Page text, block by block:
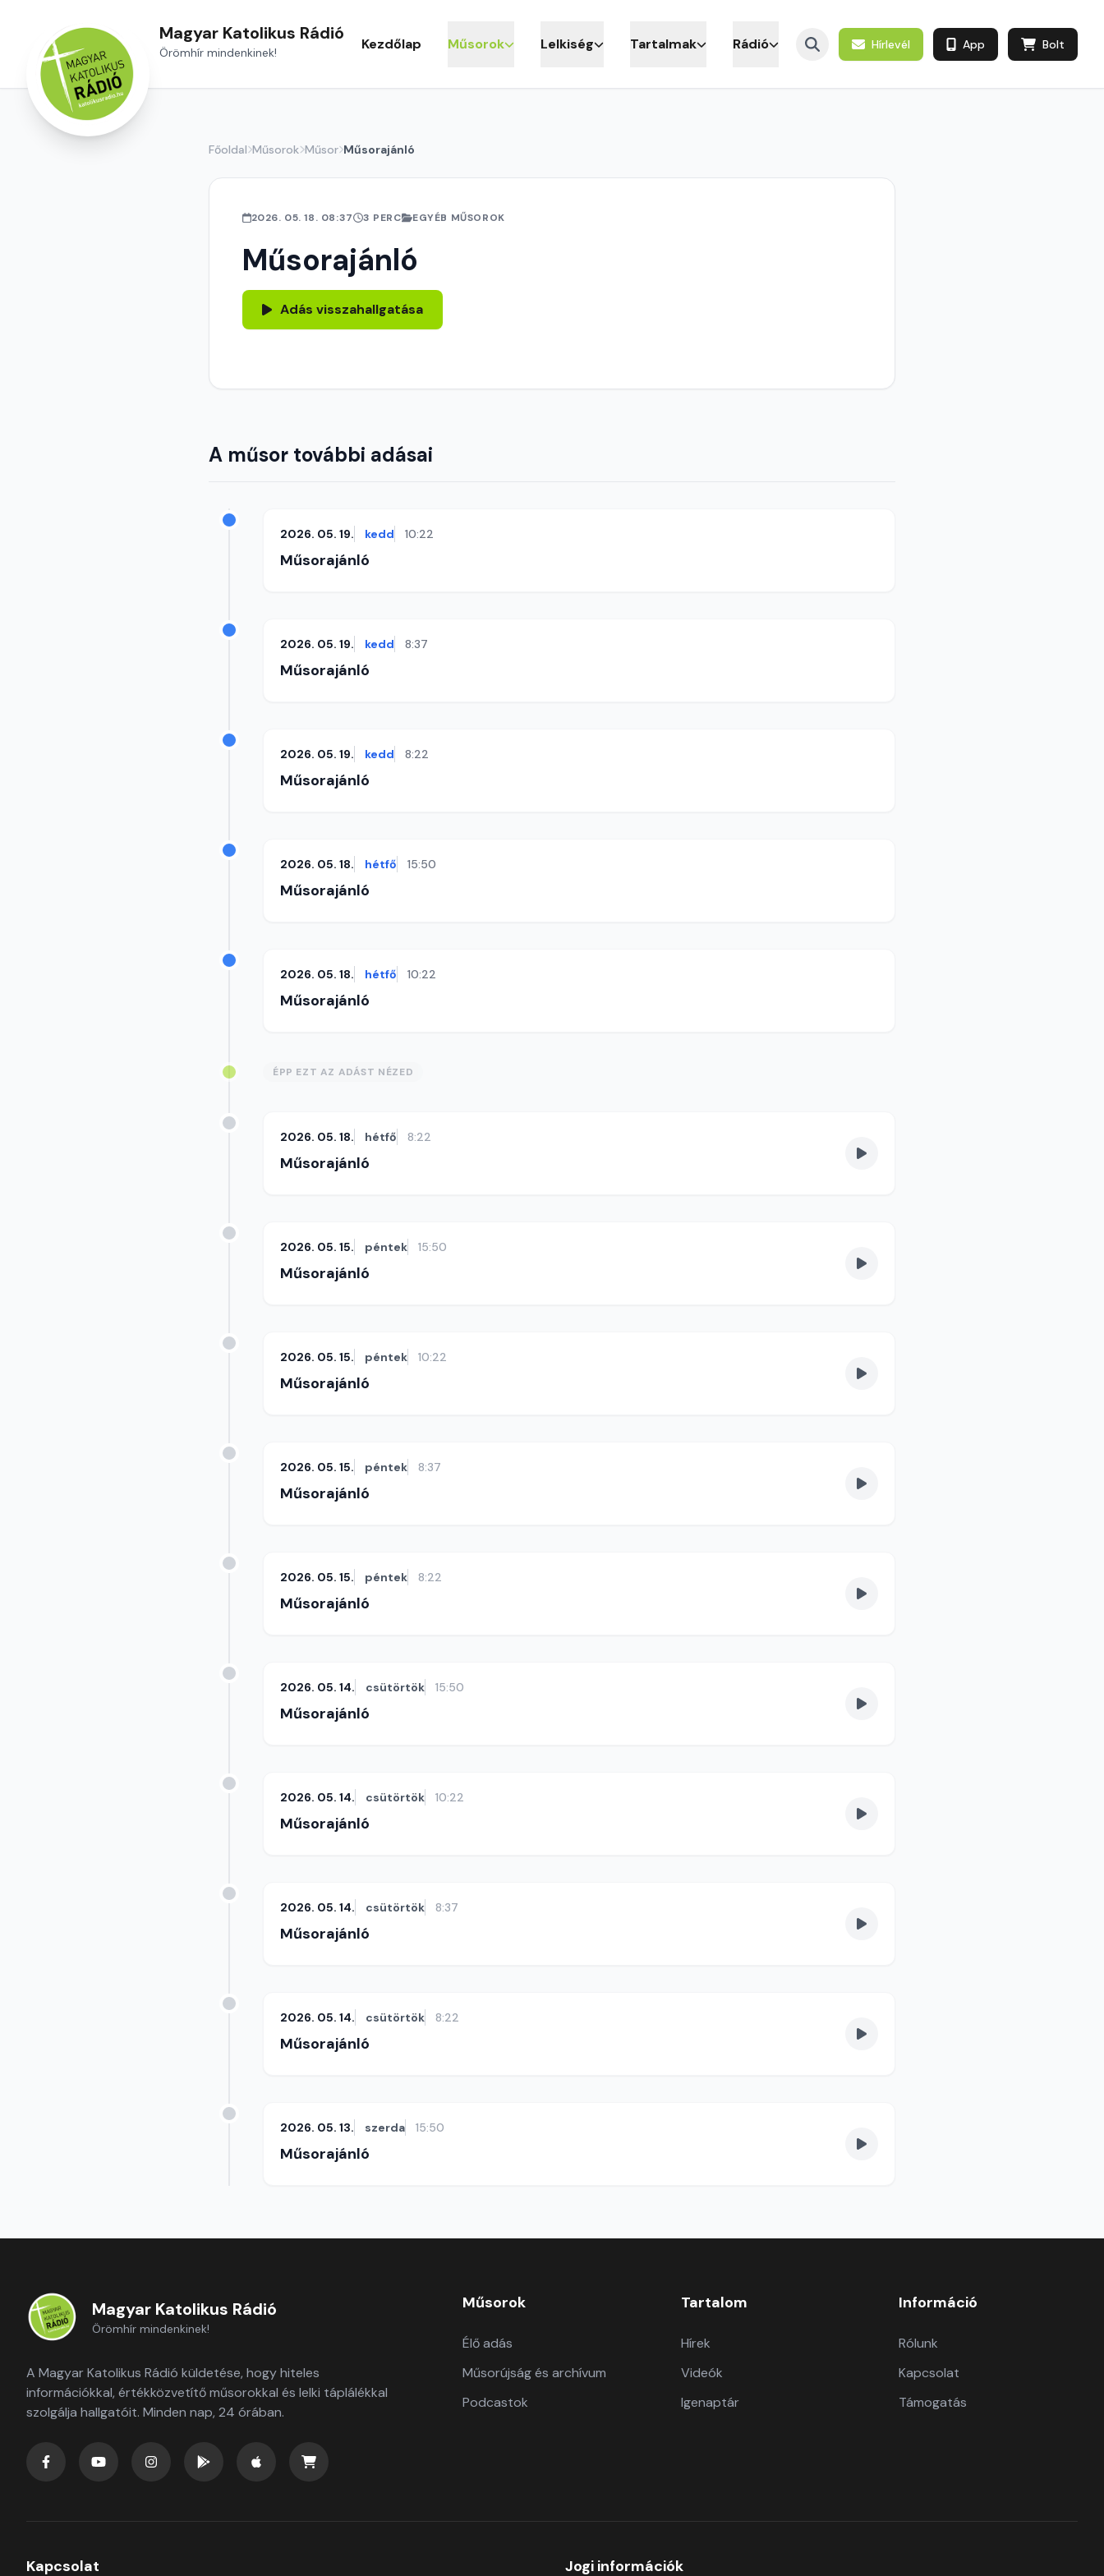
Magyar Katolikus Rádió
Örömhír mindenkinek! Kezdőlap Műsorok Lelkiség Tartalmak Rádió Hírlevél App Bolt
Főoldal Műsorok Műsor Műsorajánló
2026. 05. 18. 08:37 3 PERC EGYÉB MŰSOROK
Műsorajánló
Adás visszahallgatása
A műsor további adásai
2026. 05. 19. kedd 10:22
Műsorajánló
2026. 05. 19. kedd 8:37
Műsorajánló
2026. 05. 19. kedd 8:22
Műsorajánló
2026. 05. 18. hétfő 15:50
Műsorajánló
2026. 05. 18. hétfő 10:22
Műsorajánló
ÉPP EZT AZ ADÁST NÉZED
2026. 05. 18. hétfő 8:22
Műsorajánló
2026. 05. 15. péntek 15:50
Műsorajánló
2026. 05. 15. péntek 10:22
Műsorajánló
2026. 05. 15. péntek 8:37
Műsorajánló
2026. 05. 15. péntek 8:22
Műsorajánló
2026. 05. 14. csütörtök 15:50
Műsorajánló
2026. 05. 14. csütörtök 10:22
Műsorajánló
2026. 05. 14. csütörtök 8:37
Műsorajánló
2026. 05. 14. csütörtök 8:22
Műsorajánló
2026. 05. 13. szerda 15:50
Műsorajánló
Magyar Katolikus Rádió
Örömhír mindenkinek!
A Magyar Katolikus Rádió küldetése, hogy hiteles
információkkal, értékközvetítő műsorokkal és lelki táplálékkal
szolgálja hallgatóit. Minden nap, 24 órában.
Műsorok
Élő adás
Műsorújság és archívum
Podcastok
Tartalom
Hírek
Videók
Igenaptár
Információ
Rólunk
Kapcsolat
Támogatás
Kapcsolat Jogi információk